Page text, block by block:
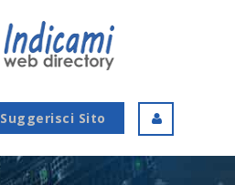
Suggerisci Sito